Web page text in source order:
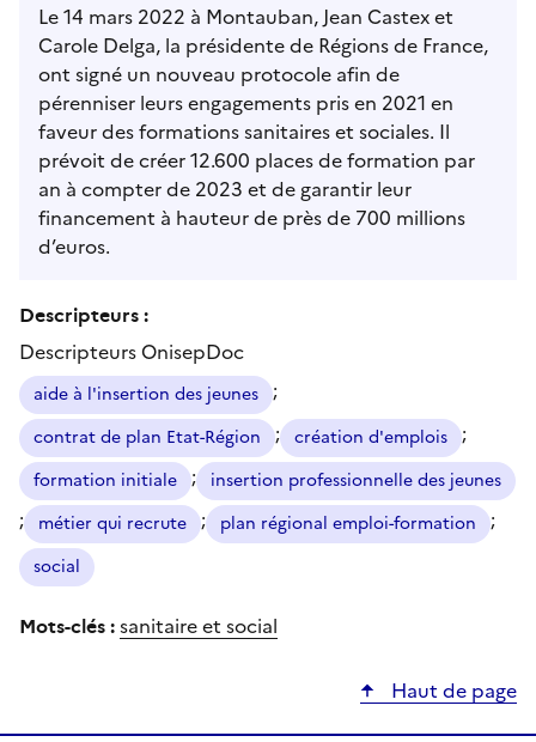
Le 14 mars 2022 à Montauban, Jean Castex et
Carole Delga, la présidente de Régions de France,
ont signé un nouveau protocole afin de
pérenniser leurs engagements pris en 2021 en
faveur des formations sanitaires et sociales. Il
prévoit de créer 12.600 places de formation par
an à compter de 2023 et de garantir leur
financement à hauteur de près de 700 millions
d’euros.
Descripteurs :
Descripteurs OnisepDoc
aide à l'insertion des jeunes ;
contrat de plan Etat-Région ; création d'emplois ;
formation initiale ; insertion professionnelle des jeunes
; métier qui recrute ; plan régional emploi-formation ;
social
Mots-clés :sanitaire et social
Haut de page